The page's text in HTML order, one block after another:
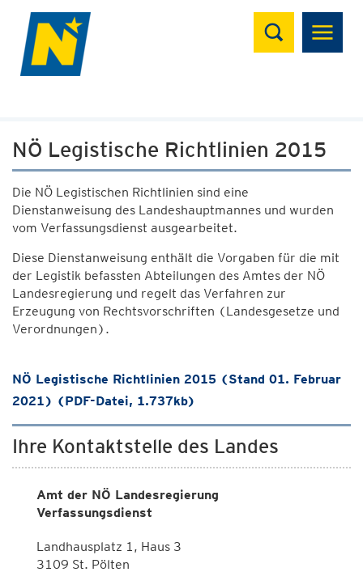
Suchen
NÖ Legistische Richtlinien 2015
Die NÖ Legistischen Richtlinien sind eine
Dienstanweisung des Landeshauptmannes und wurden
vom Verfassungsdienst ausgearbeitet.
Diese Dienstanweisung enthält die Vorgaben für die mit
der Legistik befassten Abteilungen des Amtes der NÖ
Landesregierung und regelt das Verfahren zur
Erzeugung von Rechtsvorschriften (Landesgesetze und
Verordnungen).
NÖ Legistische Richtlinien 2015 (Stand 01. Februar
2021) (PDF-Datei, 1.737kb)
Ihre Kontaktstelle des Landes
Amt der NÖ Landesregierung
Verfassungsdienst
Landhausplatz 1, Haus 3
3109 St. Pölten